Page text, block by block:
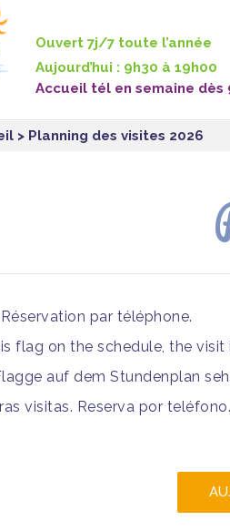
Ouvert 7j/7 toute l’année
Aujourd’hui : 9h30 à 19h00
Accueil tél en semaine dès
> Planning des visites 2026
par téléphone.
flag on the schedule, the
auf dem Stundenplan
visitas. Reserva por teléfono.